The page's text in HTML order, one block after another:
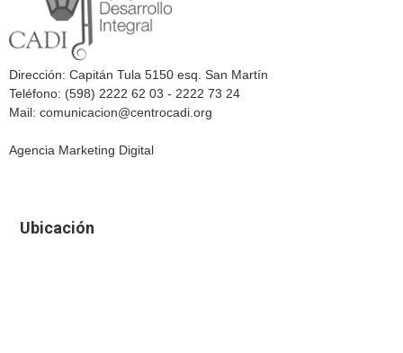
Dirección: Capitán Tula 5150 esq. San Martín
Teléfono: (598) 2222 62 03 - 2222 73 24
Mail: comunicacion@centrocadi.org
Agencia Marketing Digital
Ubicación